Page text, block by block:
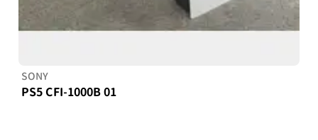
SONY
PS5 CFI-1000B 01